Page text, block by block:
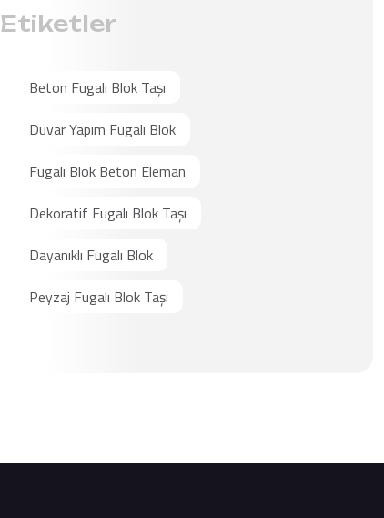
Etiketler
Beton Fugalı Blok Taşı
Duvar Yapım Fugalı Blok
Fugalı Blok Beton Eleman
Dekoratif Fugalı Blok Taşı
Dayanıklı Fugalı Blok
Peyzaj Fugalı Blok Taşı